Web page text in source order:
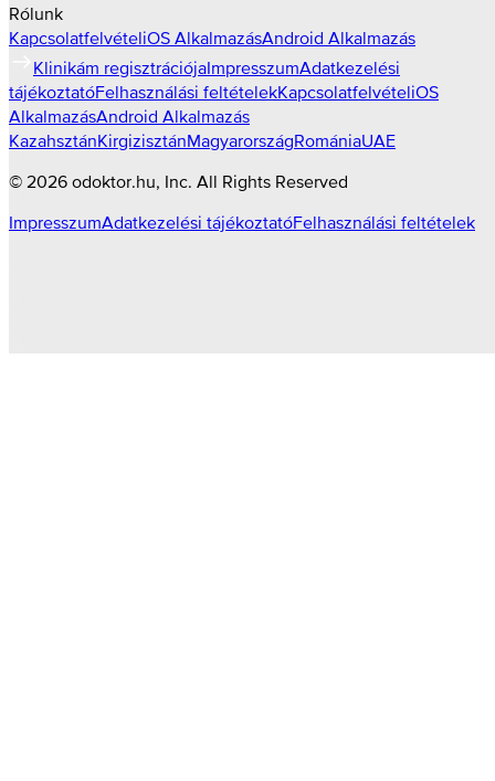
Rólunk
KapcsolatfelvételiOS AlkalmazásAndroid Alkalmazás
Klinikám regisztrációjaImpresszumAdatkezelési
tájékoztatóFelhasználási feltételekKapcsolatfelvételiOS
AlkalmazásAndroid Alkalmazás
KazahsztánKirgizisztánMagyarországRomániaUAE
© 2026 odoktor.hu, Inc. All Rights Reserved
ImpresszumAdatkezelési tájékoztatóFelhasználási feltételek